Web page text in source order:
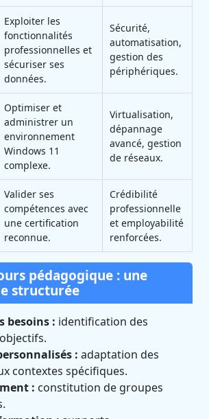
Exploiter les
fonctionnalités
professionnelles et
sécuriser ses
données.
Sécurité,
automatisation,
gestion des
périphériques.
Optimiser et
administrer un
environnement
Windows 11
complexe.
Virtualisation,
dépannage
avancé, gestion
de réseaux.
Valider ses
compétences avec
une certification
reconnue.
Crédibilité
professionnelle
et employabilité
renforcées.
pédagogique : une
structurée
besoins : identification des
: adaptation des
contextes spécifiques.
: constitution de groupes